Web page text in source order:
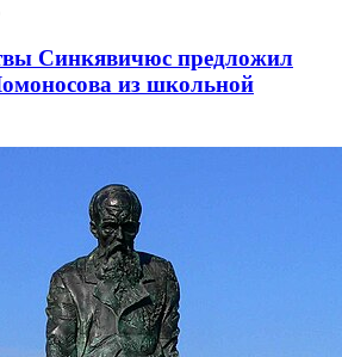
Синкявичюс предложил
из школьной